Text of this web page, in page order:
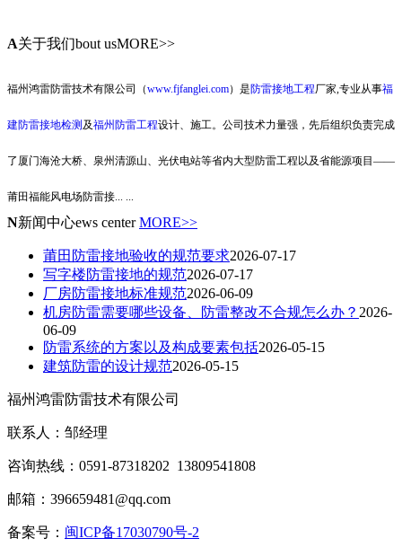
A关于我们bout usMORE>>
福州鸿雷防雷技术有限公司（www.fjfanglei.com）是防雷接地工程厂家,专业从事福
建防雷接地检测及福州防雷工程设计、施工。公司技术力量强，先后组织负责完成
了厦门海沧大桥、泉州清源山、光伏电站等省内大型防雷工程以及省能源项目——
莆田福能风电场防雷接
N新闻中心ews center MORE>>
莆田防雷接地验收的规范要求2026-07-17
写字楼防雷接地的规范2026-07-17
厂房防雷接地标准规范2026-06-09
机房防雷需要哪些设备、防雷整改不合规怎么办？ 2026-
06-09
防雷系统的方案以及构成要素包括2026-05-15
建筑防雷的设计规范2026-05-15
福州鸿雷防雷技术有限公司
联系人：邹经理
咨询热线：0591-87318202 13809541808
邮箱：396659481@qq.com
备案号： 闽ICP备17030790号-2